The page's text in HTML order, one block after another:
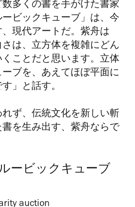
多くの書を手がけた書家
ビックキューブ」は、今
現代アートだ。紫舟は
さは、立方体を複雑にどん
ことだと思います。立体
ブを、あえてほぼ平面に
」と話す。
ず、伝統文化を新しい斬
書を生み出す、紫舟ならで
ービックキューブ